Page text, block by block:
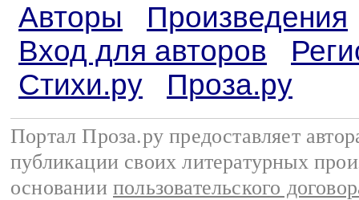
Авторы
Произведения
Вход для авторов
Стихи.ру
Проза.ру
Портал Проза.ру предоставляет
публикации своих литературных
основании пользовательского